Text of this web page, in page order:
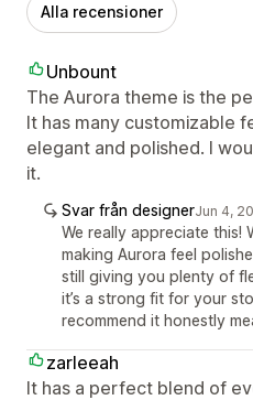
Alla recensioner
Unbount
The Aurora theme is the
It has many customizable
elegant and polished. I
it.
Svar från designerJun 4,
We really appreciate this!
making Aurora feel
still giving you plenty of
it’s a strong fit for your
recommend it honestly
zarleeah
It has a perfect blend of